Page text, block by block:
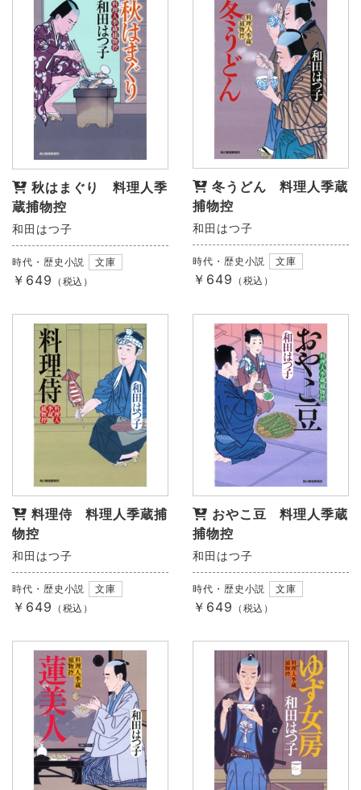
秋はまぐり 料理人季
蔵捕物控
和田はつ子
時代・歴史小説 文庫
￥649 （税込）
冬うどん 料理人季蔵
捕物控
和田はつ子
時代・歴史小説 文庫
￥649 （税込）
料理侍 料理人季蔵捕
物控
和田はつ子
時代・歴史小説 文庫
￥649 （税込）
おやこ豆 料理人季蔵
捕物控
和田はつ子
時代・歴史小説 文庫
￥649 （税込）